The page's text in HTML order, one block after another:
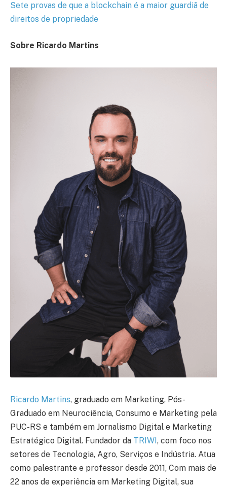
Sete provas de que a blockchain é a maior guardiã de
direitos de propriedade
Sobre Ricardo Martins
Ricardo Martins, graduado em Marketing, Pós-
Graduado em Neurociência, Consumo e Marketing pela
PUC-RS e também em Jornalismo Digital e Marketing
Estratégico Digital. Fundador da TRIWI, com foco nos
setores de Tecnologia, Agro, Serviços e Indústria. Atua
como palestrante e professor desde 2011, Com mais de
22 anos de experiência em Marketing Digital, sua